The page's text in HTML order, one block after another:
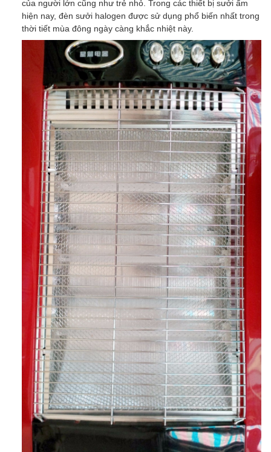
của người lớn cũng như trẻ nhỏ. Trong các thiết bị sưởi ấm
hiện nay, đèn sưởi halogen được sử dụng phổ biến nhất trong
thời tiết mùa đông ngày càng khắc nhiệt này.